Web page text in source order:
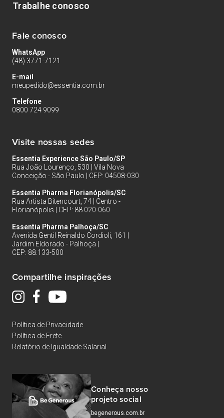
Trabalhe conosco
Fale conosco
WhatsApp
(48) 3771-7121
E-mail
meupedido@essentia.com.br
Telefone
0800 724 9099
Visite nossas sedes
Essentia Experience São Paulo/SP
Rua João Lourenço, 530 | Vila Nova
Conceição - São Paulo | CEP: 04508-030
Essentia Pharma Florianópolis/SC
Rua Artista Bitencourt, 74 | Centro -
Florianópolis | CEP: 88.020-060
Essentia Pharma Palhoça/SC
Avenida Gentil Reinaldo Cordioli, 161 |
Jardim Eldorado - Palhoça |
CEP: 88.133-500
Compartilhe inspirações
Política de Privacidade
Política de Frete
Relatório de Igualdade Salarial
Conheça nosso
projeto social
begenerous.com.br